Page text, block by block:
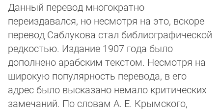
Данный перевод многократно
переиздавался, но не­смот­ря на это, вскоре
перевод Саблу­кова стал библиографической
редкостью. Изда­ние 1907 года бы­ло
дополнено арабским текстом. Несмотря на
широкую популяр­ность пе­ре­во­да, в его
адрес было высказано немало кри­ти­чес­ких
замечаний. По словам А. Е. Крым­ско­го,